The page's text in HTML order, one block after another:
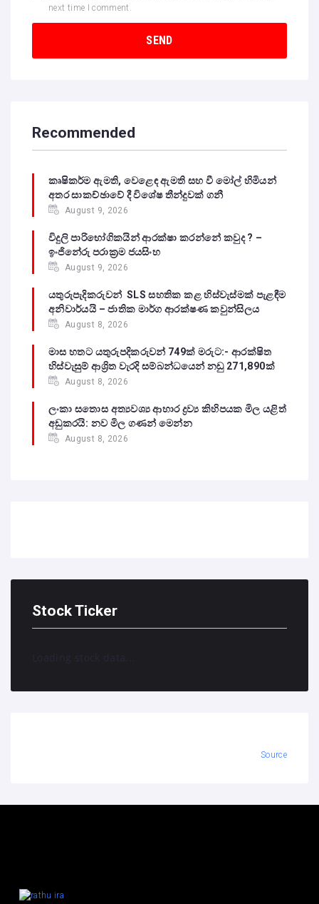
next time I comment.
Recommended
කෘෂිකර්ම ඇමති, වෙළෙඳ ඇමති සහ වී මෝල් හිමියන්
අතර සාකච්ඡාවේ දී විශේෂ තීන්දුවක් ගනී
August 9, 2026
විදුලි පාරිභෝගිකයින් ආරක්ෂා කරන්නේ කවුද ? –
ඉංජිනේරු පරාක්‍රම ජයසිංහ
August 9, 2026
යතුරුපැදිකරුවන් SLS සහතික කළ හිස්වැස්මක් පැළඳීම
අනිවාර්යයි – ජාතික මාර්ග ආරක්ෂණ කවුන්සිලය
August 8, 2026
මාස හතට යතුරුපදිකරුවන් 749ක් මරුට:- ආරක්ෂිත
හිස්වැසුම් ආශ්‍රිත වැරදි සම්බන්ධයෙන් නඩු 271,890ක්
August 8, 2026
ලංකා සතොස අත්‍යවශ්‍ය ආහාර ද්‍රව්‍ය කිහිපයක මිල යළිත්
අඩුකරයි: නව මිල ගණන් මෙන්න
August 8, 2026
Stock Ticker
Loading stock data...
Source